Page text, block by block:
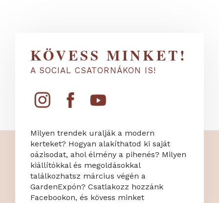
KÖVESS MINKET!
A SOCIAL CSATORNÁKON IS!
Milyen trendek uralják a modern
kerteket? Hogyan alakíthatod ki saját
oázisodat, ahol élmény a pihenés? Milyen
kiállítókkal és megoldásokkal
találkozhatsz március végén a
GardenExpón? Csatlakozz hozzánk
Facebookon, és kövess minket